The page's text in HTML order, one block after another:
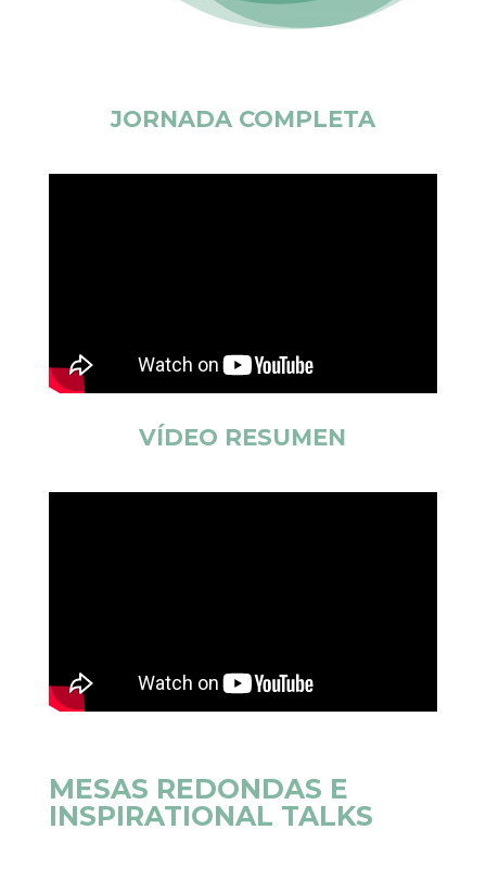
JORNADA COMPLETA
VÍDEO RESUMEN
MESAS REDONDAS E
INSPIRATIONAL TALKS